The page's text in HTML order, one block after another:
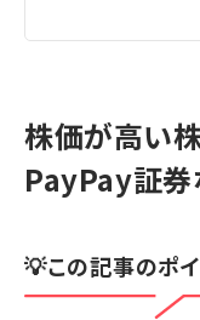
株価が高い
PayPay証券
💡この記事のポ